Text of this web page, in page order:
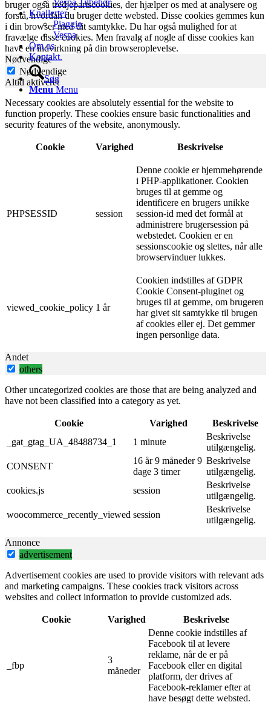
Vespa Tilbehør
Knallerter
Piaggio
Vespa
Om os
Kontakt.
Søg
Menu Menu
bruger også tredjepartscookies, der hjælper os med at analysere og
forstå, hvordan du bruger dette websted. Disse cookies gemmes kun
i din browser med dit samtykke. Du har også mulighed for at
fravælge disse cookies. Men fravalg af nogle af disse cookies kan
have en indvirkning på din browseroplevelse.
Nødvendige
Nødvendige
Altid aktiveret
Necessary cookies are absolutely essential for the website to
function properly. These cookies ensure basic functionalities and
security features of the website, anonymously.
Cookie Varighed Beskrivelse
PHPSESSID session
Denne cookie er hjemmehørende
i PHP-applikationer. Cookien
bruges til at gemme og
identificere en brugers unikke
session-id med det formål at
administrere brugersession på
webstedet. Cookien er en
sessionscookie og slettes, når alle
browservinduer lukkes.
viewed_cookie_policy 1 år
Cookien indstilles af GDPR
Cookie Consent-pluginet og
bruges til at gemme, om brugeren
har givet sit samtykke til brugen
af ​​cookies eller ej. Det gemmer
ingen personlige data.
Andet
others
Other uncategorized cookies are those that are being analyzed and
have not been classified into a category as yet.
Cookie Varighed
Beskrivelse
_gat_gtag_UA_48488734_1
1 minute
Beskrivelse
utilgængelig.
CONSENT
16 år 9 måneder 9
dage 3 timer
Beskrivelse
utilgængelig.
cookies.js
session
Beskrivelse
utilgængelig.
woocommerce_recently_viewed session
Beskrivelse
utilgængelig.
Annonce
advertisement
Advertisement cookies are used to provide visitors with relevant ads
and marketing campaigns. These cookies track visitors across
websites and collect information to provide customized ads.
Cookie Varighed Beskrivelse
_fbp
3
måneder
Denne cookie indstilles af
Facebook til at levere
reklame, når de er på
Facebook eller en digital
platform, der drives af
Facebook-reklamer efter at
have besøgt dette websted.